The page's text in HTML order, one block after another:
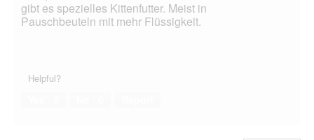
gibt es spezielles Kittenfutter. Meist in
Pauschbeuteln mit mehr Flüssigkeit.
Helpful?